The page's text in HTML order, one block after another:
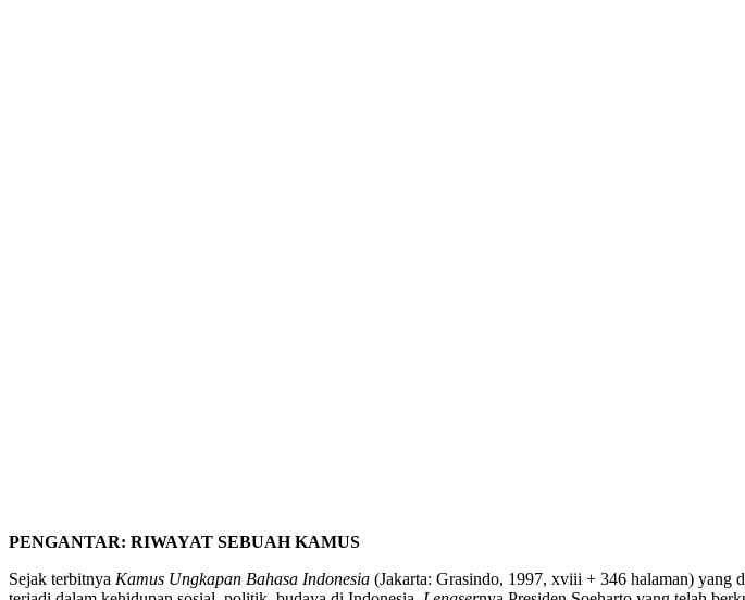
PENGANTAR: RIWAYAT SEBUAH KAMUS
Sejak terbitnya Kamus Ungkapan Bahasa Indonesia (Jakarta: Grasindo, 1997, xviii + 346 halaman) yang